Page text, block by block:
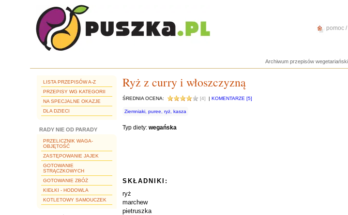
pomoc /
Archiwum przepisów
LISTA PRZEPISÓW A-Z
PRZEPISY WG KATEGORII
NA SPECJALNE OKAZJE
DLA DZIECI
RADY NIE OD PARADY
PRZELICZNIK WAGA-
OBJĘTOŚĆ
ZASTĘPOWANIE JAJEK
GOTOWANIE
STRĄCZKOWYCH
GOTOWANIE ZBÓŻ
KIEŁKI - HODOWLA
KOTLETOWY SAMOUCZEK
Ryż z curry i włoszczyzną
ŚREDNIA OCENA: [4] | KOMENTARZE [5]
Ziemniaki, puree, ryż, kasza
Typ diety: wegańska
SKŁADNIKI:
ryż
marchew
pietruszka